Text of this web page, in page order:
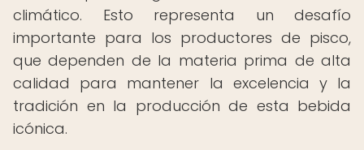
climático. Esto representa un desafío
importante para los productores de pisco,
que dependen de la materia prima de alta
calidad para mantener la excelencia y la
tradición en la producción de esta bebida
icónica.